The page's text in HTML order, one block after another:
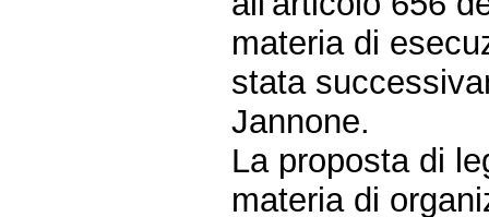
materia di
stata
Jannone.
La proposta di
materia di